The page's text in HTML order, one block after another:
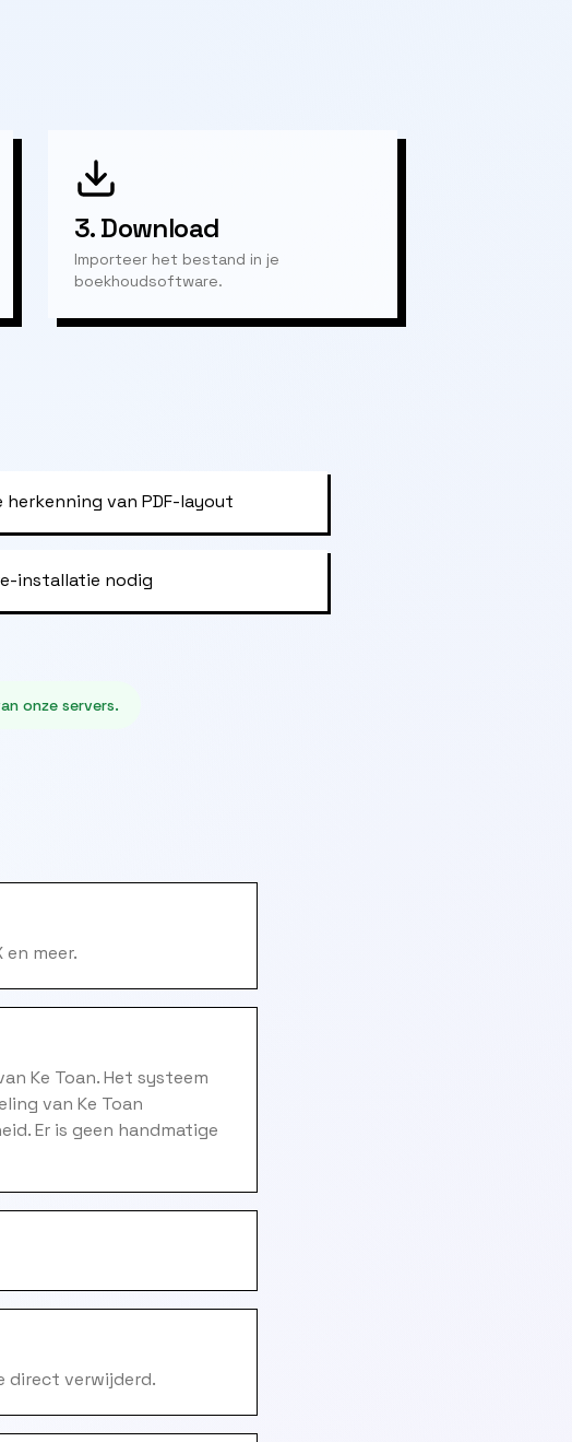
3.Download
Importeer het bestand in je
boekhoudsoftware.
van PDF-layout
installatie nodig
onze servers.
en meer.
Ke Toan. Het systeem
van Ke Toan
Er is geen handmatige
direct verwijderd.